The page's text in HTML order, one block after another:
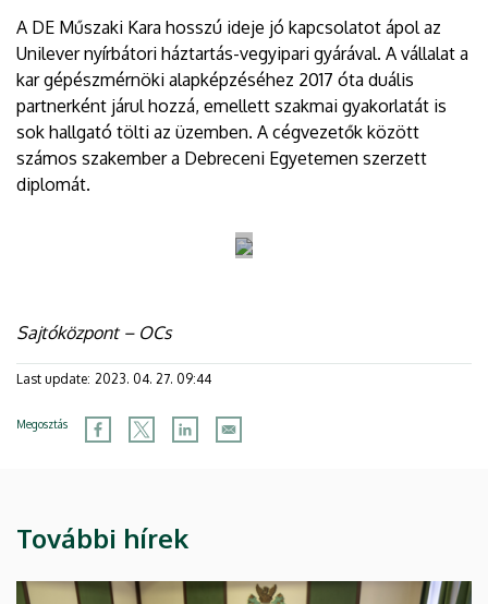
A DE Műszaki Kara hosszú ideje jó kapcsolatot ápol az
Unilever nyírbátori háztartás-vegyipari gyárával. A vállalat a
kar gépészmérnöki alapképzéséhez 2017 óta duális
partnerként járul hozzá, emellett szakmai gyakorlatát is
sok hallgató tölti az üzemben. A cégvezetők között
számos szakember a Debreceni Egyetemen szerzett
diplomát.
Sajtóközpont – OCs
Last update: 2023. 04. 27. 09:44
Megosztás
További hírek